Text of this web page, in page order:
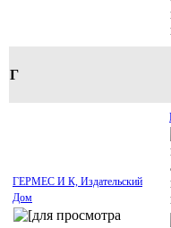
Г
ГЕРМЕС И К, Издательский
Дом